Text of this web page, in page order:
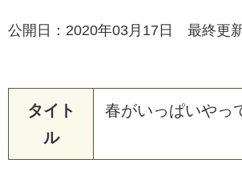
公開日：2020年03月17日 最終更
タイト
ル
春がいっぱいやっ